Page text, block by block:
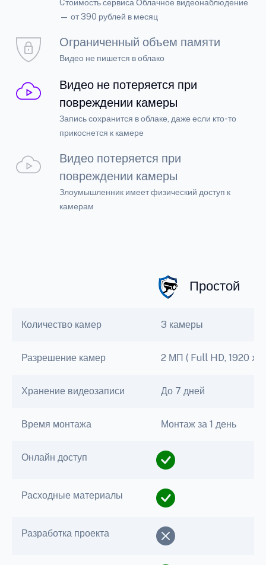
Cтоимость сервиса Облачное видеонаблюдение
— от 390 рублей в месяц
Ограниченный объем памяти
Видео не пишется в облако
Видео не потеряется при
повреждении камеры
Запись сохранится в облаке, даже если кто-то
прикоснется к камере
Видео потеряется при
повреждении камеры
Злоумышленник имеет физический доступ к
камерам
Простой
Количество камер 3 камеры
Разрешение камер 2 МП ( Full HD, 1920 x
Хранение видеозаписи До 7 дней
Время монтажа Монтаж за 1 день
Онлайн доступ
Расходные материалы
Разработка проекта